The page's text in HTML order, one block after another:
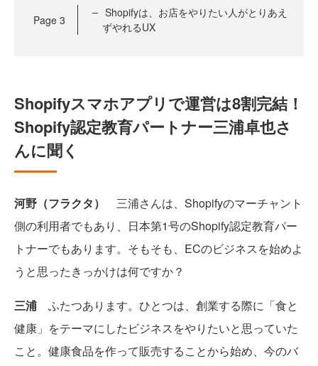
Page 3
Shopifyは、お店をやりたい人がとりあえ
ずやれるUX
Shopifyスマホアプリで運営は8割完結！
Shopify認定教育パートナー三浦卓也さ
んに聞く
河野（フラクタ）
三浦さんは、Shopifyのマーチャント
側の利用者でもあり、日本第1号のShopify認定教育パー
トナーでもあります。そもそも、ECのビジネスを始めよ
うと思ったきっかけは何ですか？
三浦 ふたつあります。ひとつは、創業する際に「食と
健康」をテーマにしたビジネスをやりたいと思っていた
こと。健康食品を作って販売することから始め、今のバ